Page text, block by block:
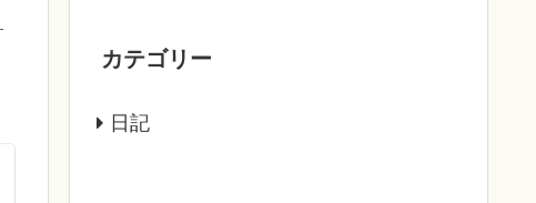
カテゴリー
日記